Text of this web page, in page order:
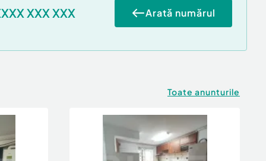
XXX XXX Arată numărul
Toate anunturile